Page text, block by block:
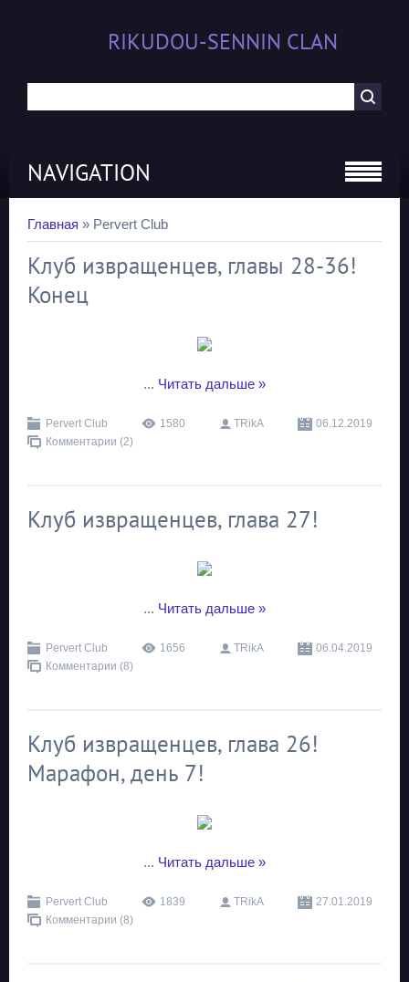
RIKUDOU-SENNIN CLAN
NAVIGATION
Главная » Pervert Club
Клуб извращенцев, главы 28-36!
Конец
... Читать дальше »
Pervert Club 1580 TRikA
06.12.2019
Комментарии (2)
Клуб извращенцев, глава 27!
... Читать дальше »
Pervert Club 1656 TRikA
06.04.2019
Комментарии (8)
Клуб извращенцев, глава 26!
Марафон, день 7!
... Читать дальше »
Pervert Club 1839 TRikA
27.01.2019
Комментарии (8)